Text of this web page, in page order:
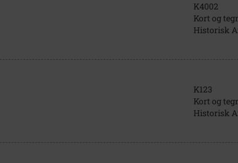
K4002
Kort og
Historisk
K123
Kort og
Historisk